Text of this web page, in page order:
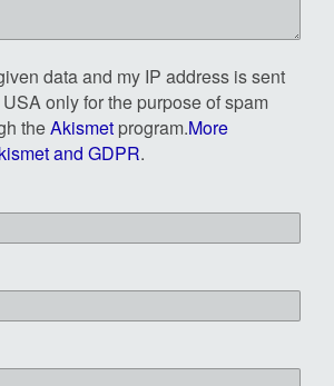
data and my IP address is sent
only for the purpose of spam
theAkismet program.More
and GDPR.